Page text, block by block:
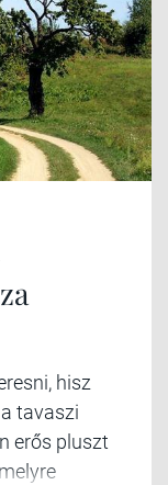
hisz
tavaszi
erős pluszt